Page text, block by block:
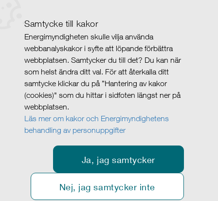
Samtycke till kakor
Energimyndigheten skulle vilja använda
webbanalyskakor i syfte att löpande förbättra
webbplatsen. Samtycker du till det? Du kan när
som helst ändra ditt val. För att återkalla ditt
samtycke klickar du på ”Hantering av kakor
(cookies)" som du hittar i sidfoten längst ner på
webbplatsen.
Läs mer om kakor och Energimyndighetens
behandling av personuppgifter
Ja, jag samtycker
Nej, jag samtycker inte